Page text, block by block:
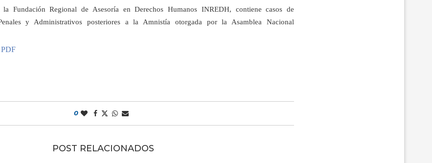
Fundación Regional de Asesoría en Derechos Humanos INREDH, contiene casos de
y Administrativos posteriores a la Amnistía otorgada por la Asamblea Nacional
PDF
0
POST RELACIONADOS